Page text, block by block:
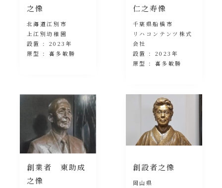
之像
北海道江別市
上江別幼稚園
設置 : 2023年
原型 : 喜多敏勝
仁之寿像
千葉県船橋市
リハコンテンツ株式
会社
設置 : 2023年
原型 : 喜多敏勝
創業者 東助成
之像
創設者之像
岡山県